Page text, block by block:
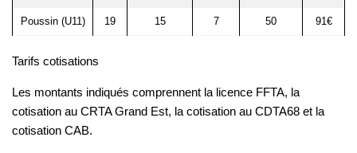
Poussin (U11) 19 15 7 50 91€
Tarifs cotisations
Les montants indiqués comprennent la licence FFTA, la
cotisation au CRTA Grand Est, la cotisation au CDTA68 et la
cotisation CAB.